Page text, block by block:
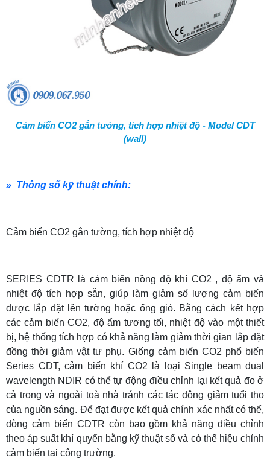
Cảm biến CO2 gắn tường, tích hợp nhiệt độ - Model CDT
(wall)
» Thông số kỹ thuật chính:
Cảm biến CO2 gắn tường, tích hợp nhiệt độ
SERIES CDTR là cảm biến nồng độ khí CO2 , độ ẩm và
nhiệt độ tích hợp sẵn, giúp làm giảm số lượng cảm biến
được lắp đặt lên tường hoặc ống gió. Bằng cách kết hợp
các cảm biến CO2, độ ẩm tương tối, nhiệt độ vào một thiết
bị, hệ thống tích hợp có khả năng làm giảm thời gian lắp đặt
đồng thời giảm vật tư phụ. Giống cảm biến CO2 phổ biến
Series CDT, cảm biến khí CO2 là loại Single beam dual
wavelength NDIR có thể tự động điều chỉnh lại kết quả đo ở
cả trong và ngoài toà nhà tránh các tác động giảm tuổi thọ
của nguồn sáng. Để đạt được kết quả chính xác nhất có thể,
dòng cảm biến CDTR còn bao gồm khả năng điều chỉnh
theo áp suất khí quyển bằng kỹ thuật số và có thể hiệu chỉnh
cảm biến tại công trường.